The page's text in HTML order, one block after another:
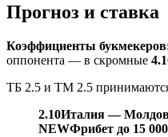
Прогноз и ставка
Коэффициенты
оппонента — в скромные
ТБ 2.5 и ТМ 2.5
2.10Италия —
NEWФрибет до 15